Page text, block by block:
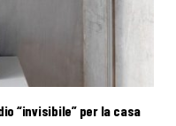
“invisibile” per la casa